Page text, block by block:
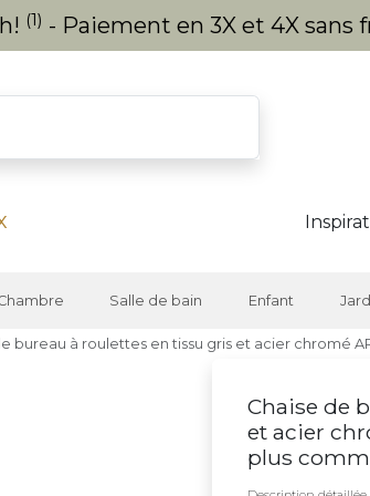
(1) - Paiement en 3X et 4X sans
Salle de bain Enfant
bureau à roulettes en tissu gris et acier chromé
Chaise de
et acier
plus